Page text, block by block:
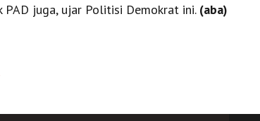
juga, ujar Politisi Demokrat ini. (aba)